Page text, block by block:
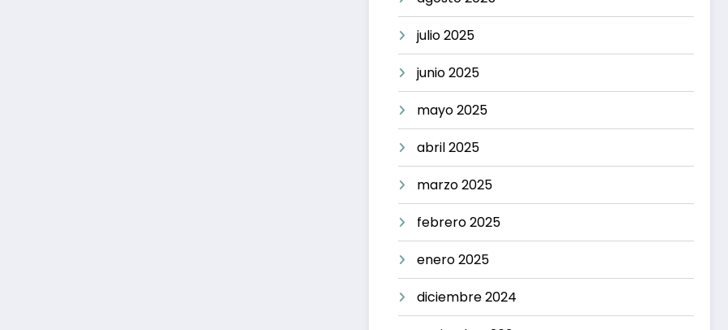
julio 2025
junio 2025
mayo 2025
abril 2025
marzo 2025
febrero 2025
enero 2025
diciembre 2024